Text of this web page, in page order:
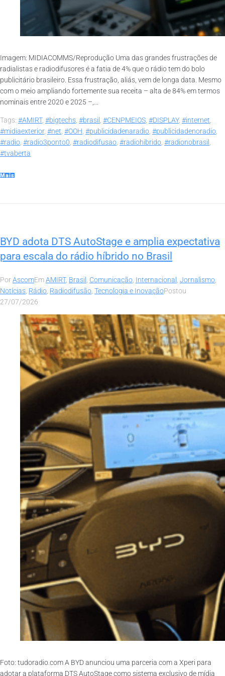
Imagem: MIDIACOMMS/Reprodução Uma das grandes frustrações de
radialistas e radiodifusores é a fatia de 4% que o rádio tem do bolo
publicitário brasileiro. Essa frustração, aliás, vem de longa data. Mesmo
com o meio ampliando fortemente sua receita – alta de 84% em termos
nominais entre 2020 e 2025 –,...
Tags: #AMIRT, #bigtechs, #brasil , #CENPMEIOS, #DISPLAY, #internet,
#midiaexterior, #net, #OOH, #publicidadenaradio, #publicidadenoradio,
#radio, #radio3ponto0, #radiodifusao, #radiohibrido, #radionobrasil ,
#tvaberta
Mais
BYD adota DTS AutoStage e amplia expectativa
para escala do rádio híbrido no Brasil
PorAscomEmAMIRT, Brasil , Comunicação, Internacional , Jornalismo,
Notícias, Rádio, Radiodifusão, Tecnologia e InovaçãoPostou
27/07/2026
Foto: tudoradio.com A BYD anunciou uma parceria com a Xperi para
adotar a plataforma DTS AutoStage como sistema exclusivo de mídia